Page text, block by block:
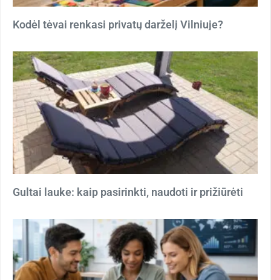
Kodėl tėvai renkasi privatų darželį Vilniuje?
Gultai lauke: kaip pasirinkti, naudoti ir prižiūrėti